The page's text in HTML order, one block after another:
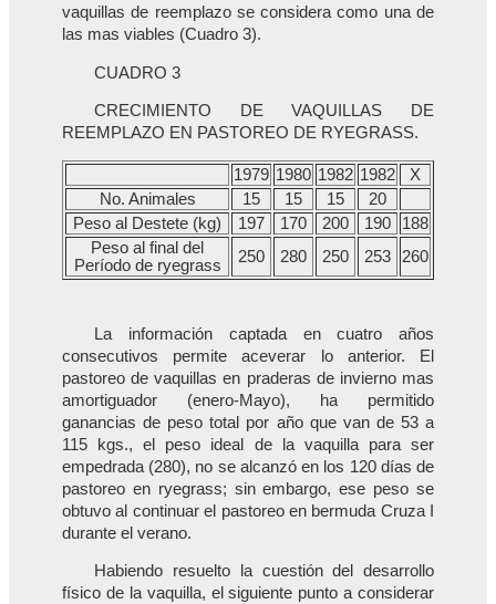
vaquillas de reemplazo se considera como una de
las mas viables (Cuadro 3).
CUADRO 3
CRECIMIENTO DE VAQUILLAS DE
REEMPLAZO EN PASTOREO DE RYEGRASS.
1979 1980 1982 1982
X
No. Animales
15 15 15
20
Peso al Destete (kg)
197 170 200 190
188
Peso al final del
Período de ryegrass
250 280 250 253 260
La información captada en cuatro años
consecutivos permite aceverar lo anterior. El
pastoreo de vaquillas en praderas de invierno mas
amortiguador (enero-Mayo), ha permitido
ganancias de peso total por año que van de 53 a
115 kgs., el peso ideal de la vaquilla para ser
empedrada (280), no se alcanzó en los 120 días de
pastoreo en ryegrass; sin embargo, ese peso se
obtuvo al continuar el pastoreo en bermuda Cruza I
durante el verano.
Habiendo resuelto la cuestión del desarrollo
físico de la vaquilla, el siguiente punto a considerar